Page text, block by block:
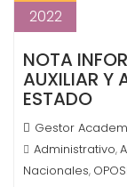
2022
NOTA
AUXILIAR Y
ESTADO
Gestor
Administrativo,
Nacionales,